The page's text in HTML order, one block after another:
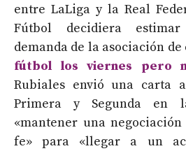
entre LaLiga y la Real
Fútbol decidiera
demanda de la asociación
fútbol los viernes pero
Rubiales envió una carta
Primera y Segunda en
«mantener una
fe» para «llegar a un